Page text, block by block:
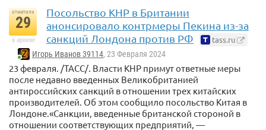
отметили
29
в архиве
Посольство КНР в Британии
анонсировало контрмеры Пекина из-за
санкций Лондона против РФ
tass.ru
Игорь Иванов 39114, 23 Февраля 2024
23 февраля. /ТАСС/. Власти КНР примут ответные меры
после недавно введенных Великобританией
антироссийских санкций в отношении трех китайских
производителей. Об этом сообщило посольство Китая в
Лондоне.«Санкции, введенные британской стороной в
отношении соответствующих предприятий, —